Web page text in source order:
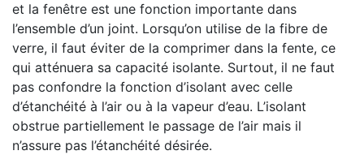
et la fenêtre est une fonction importante dans
l’ensemble d’un joint. Lorsqu’on utilise de la fibre de
verre, il faut éviter de la comprimer dans la fente, ce
qui atténuera sa capacité isolante. Surtout, il ne faut
pas confondre la fonction d’isolant avec celle
d’étanchéité à l’air ou à la vapeur d’eau. L’isolant
obstrue partiellement le passage de l’air mais il
n’assure pas l’étanchéité désirée.